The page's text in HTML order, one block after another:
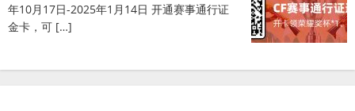
年10月17日-2025年1月14日 开通赛事通行证
金卡，可 […]